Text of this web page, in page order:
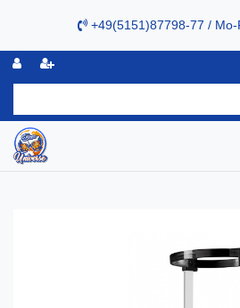
+49(5151)87798-77 /